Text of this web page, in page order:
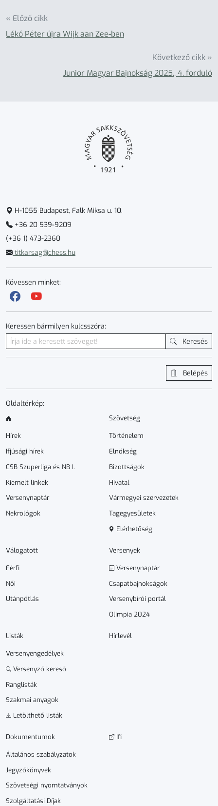
« Előző cikk
Lékó Péter újra Wijk aan Zee-ben
Következő cikk »
Junior Magyar Bajnokság 2025., 4. forduló
H-1055 Budapest, Falk Miksa u. 10.
+36 20 539-9209
(+36 1) 473-2360
titkarsag@chess.hu
Kövessen minket:
Keressen bármilyen kulcsszóra:
Keresés
Belépés
Oldaltérkép:
Hírek
Ifjúsági hírek
CSB Szuperliga és NB I.
Kiemelt linkek
Versenynaptár
Nekrológok
Szövetség
Történelem
Elnökség
Bizottságok
Hivatal
Vármegyei szervezetek
Tagegyesületek
Elérhetőség
Válogatott
Férfi
Női
Utánpótlás
Versenyek
Versenynaptár
Csapatbajnokságok
Versenybírói portál
Olimpia 2024
Listák
Versenyengedélyek
Versenyző kereső
Ranglisták
Szakmai anyagok
Letölthető listák
Hírlevél
Dokumen­­tumok
Általános szabályzatok
Jegyzőkönyvek
Szövetségi nyomtatványok
Szolgáltatási Díjak
Ifi